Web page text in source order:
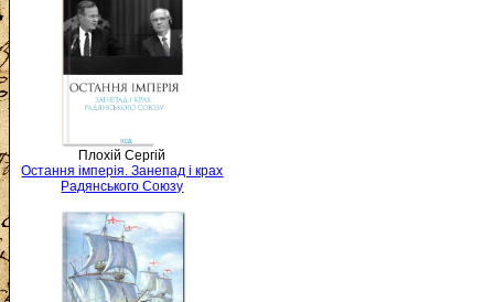
Плохій Сергій
Остання імперія. Занепад і крах
Радянського Союзу